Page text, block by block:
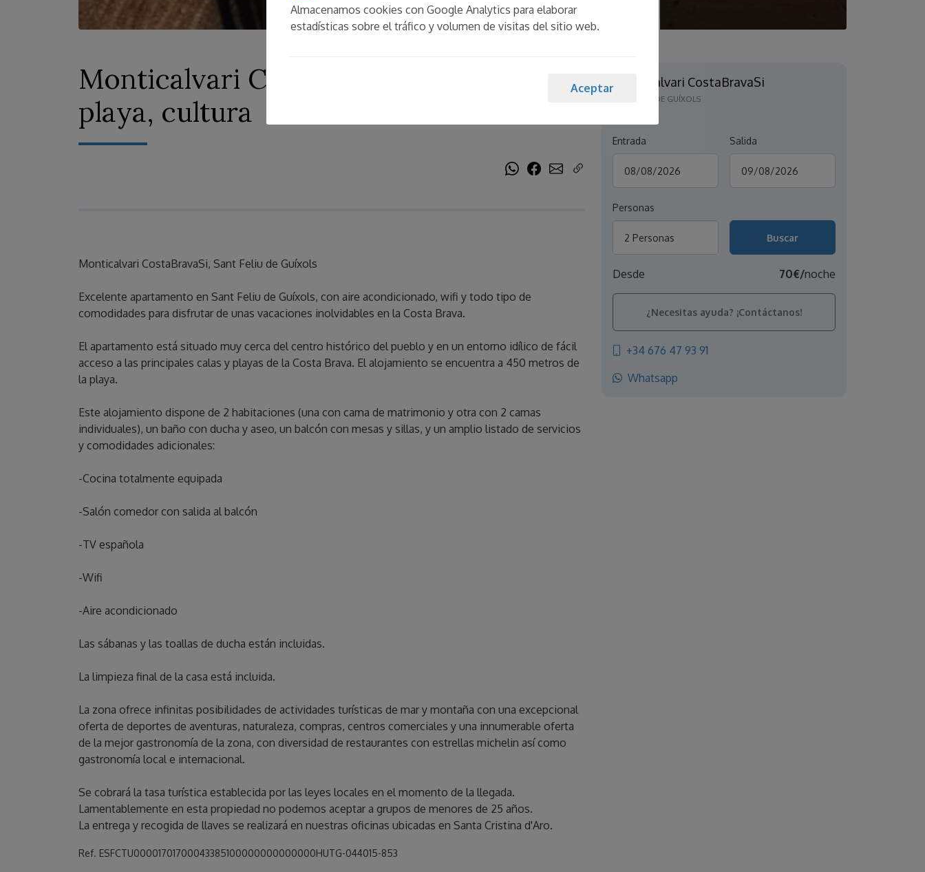
Monticalvari CostaBravaSi - A/C,
playa, cultura
Monticalvari CostaBravaSi, Sant Feliu de Guíxols
Excelente apartamento en Sant Feliu de Guíxols, con aire acondicionado, wifi y todo tipo de
comodidades para disfrutar de unas vacaciones inolvidables en la Costa Brava.
El apartamento está situado muy cerca del centro histórico del pueblo y en un entorno idílico de fácil
acceso a las principales calas y playas de la Costa Brava. El alojamiento se encuentra a 450 metros de
la playa.
Este alojamiento dispone de 2 habitaciones (una con cama de matrimonio y otra con 2 camas
individuales), un baño con ducha y aseo, un balcón con mesas y sillas, y un amplio listado de servicios
y comodidades adicionales:
-Cocina totalmente equipada
-Salón comedor con salida al balcón
-TV española
-Wifi
-Aire acondicionado
Las sábanas y las toallas de ducha están incluidas.
La limpieza final de la casa está incluida.
La zona ofrece infinitas posibilidades de actividades turísticas de mar y montaña con una excepcional
oferta de deportes de aventuras, naturaleza, compras, centros comerciales y una innumerable oferta
de la mejor gastronomía de la zona, con diversidad de restaurantes con estrellas michelin así como
gastronomía local e internacional.
Se cobrará la tasa turística establecida por las leyes locales en el momento de la llegada.
Lamentablemente en esta propiedad no podemos aceptar a grupos de menores de 25 años.
La entrega y recogida de llaves se realizará en nuestras oficinas ubicadas en Santa Cristina d'Aro.
Ref. ESFCTU00001701700043385100000000000000HUTG-044015-853
Monticalvari CostaBravaSi
SANT FELIU DE GUÍXOLS
Entrada Salida
Personas
2 Personas
Desde 70€/noche
¿Necesitas ayuda? ¡Contáctanos!
+34 676 47 93 91
Whatsapp
Almacenamos cookies con Google Analytics para elaborar
estadísticas sobre el tráfico y volumen de visitas del sitio web.
Aceptar